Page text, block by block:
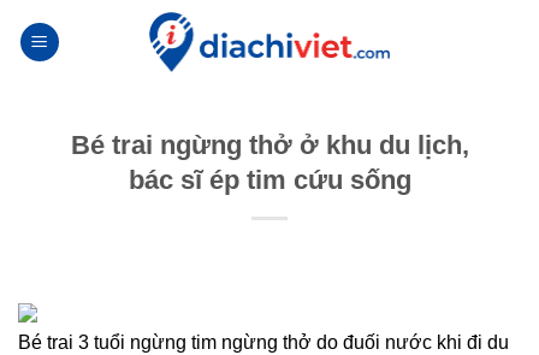
Bé trai ngừng thở ở khu du lịch,
bác sĩ ép tim cứu sống
Bé trai 3 tuổi ngừng tim ngừng thở do đuối nước khi đi du